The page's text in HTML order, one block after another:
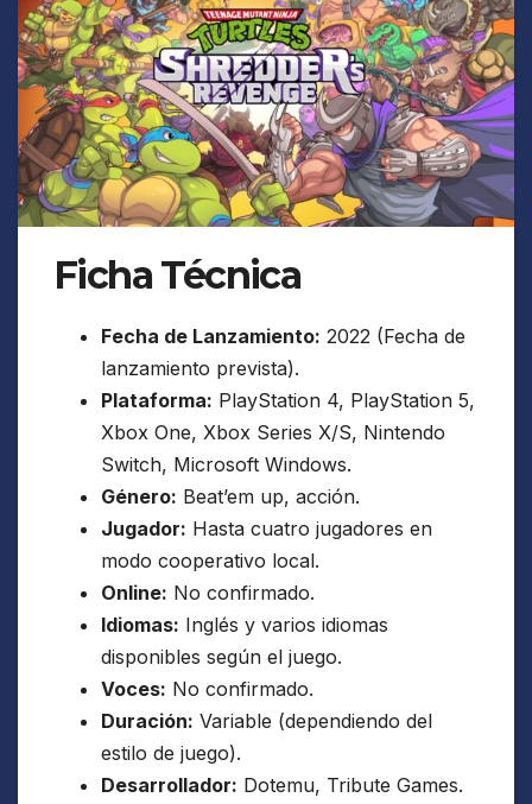
Ficha Técnica
Fecha de Lanzamiento: 2022 (Fecha de
lanzamiento prevista).
Plataforma: PlayStation 4, PlayStation 5,
Xbox One, Xbox Series X/S, Nintendo
Switch, Microsoft Windows.
Género: Beat’em up, acción.
Jugador: Hasta cuatro jugadores en
modo cooperativo local.
Online: No confirmado.
Idiomas: Inglés y varios idiomas
disponibles según el juego.
Voces: No confirmado.
Duración: Variable (dependiendo del
estilo de juego).
Desarrollador: Dotemu, Tribute Games.